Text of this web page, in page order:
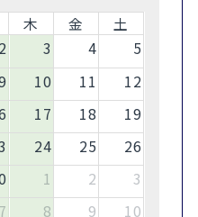
木 金
土
2 3 4
5
10 11
12
17 18
19
24 25
26
1 2
3
7 8 9 10